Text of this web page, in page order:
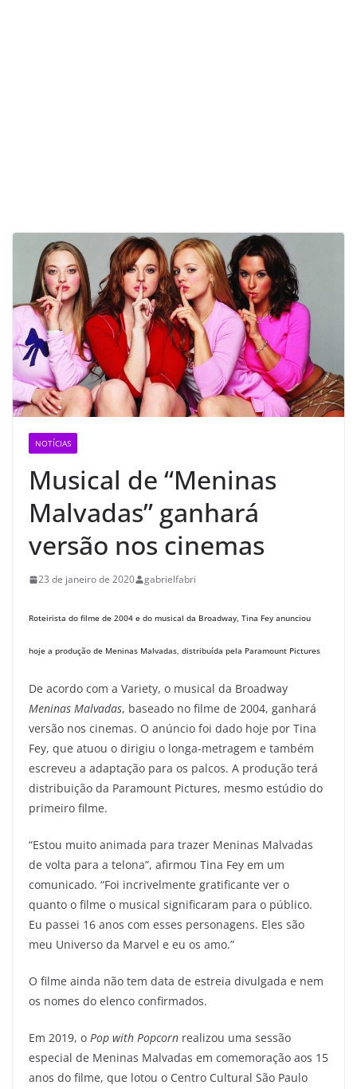
NOTÍCIAS
Musical de “Meninas
Malvadas” ganhará
versão nos cinemas
23 de janeiro de 2020 gabrielfabri
Roteirista do filme de 2004 e do musical da Broadway, Tina Fey anunciou
hoje a produção de Meninas Malvadas, distribuída pela Paramount Pictures
De acordo com a Variety, o musical da Broadway
Meninas Malvadas, baseado no filme de 2004, ganhará
versão nos cinemas. O anúncio foi dado hoje por Tina
Fey, que atuou o dirigiu o longa-metragem e também
escreveu a adaptação para os palcos. A produção terá
distribuição da Paramount Pictures, mesmo estúdio do
primeiro filme.
“Estou muito animada para trazer Meninas Malvadas
de volta para a telona”, afirmou Tina Fey em um
comunicado. “Foi incrivelmente gratificante ver o
quanto o filme o musical significaram para o público.
Eu passei 16 anos com esses personagens. Eles são
meu Universo da Marvel e eu os amo.”
O filme ainda não tem data de estreia divulgada e nem
os nomes do elenco confirmados.
Em 2019, o Pop with Popcorn realizou uma sessão
especial de Meninas Malvadas em comemoração aos 15
anos do filme, que lotou o Centro Cultural São Paulo